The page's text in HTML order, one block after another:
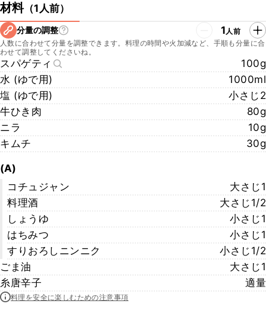
材料（1人前）
分量の調整 1人前
人数に合わせて分量を調整できます。料理の時間や火加減など、手順も分量に合
わせて調整してくださいね。
スパゲティ
100g
水 (ゆで用)
1000ml
塩 (ゆで用)
小さじ2
牛ひき肉
80g
ニラ
10g
キムチ
30g
(A)
コチュジャン
大さじ1
料理酒
大さじ1/2
しょうゆ
小さじ1
はちみつ
小さじ1
すりおろしニンニク
小さじ1/2
ごま油
大さじ1
糸唐辛子
適量
料理を安全に楽しむための注意事項